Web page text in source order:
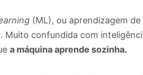
(ML), ou aprendizagem
Muito confundida com
a máquina aprende sozinha.